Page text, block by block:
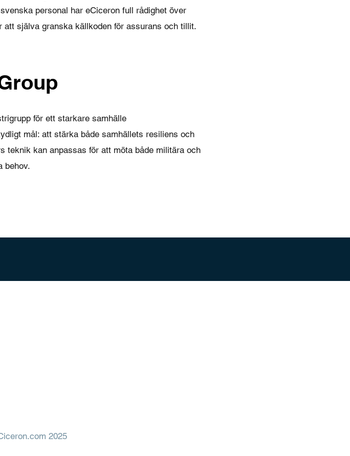
personal har eCiceron full rådighet över
själva granska källkoden för assurans och tillit.
för ett starkare samhälle
mål: att stärka både samhällets resiliens och
teknik kan anpassas för att möta både militära och
behov.
2025